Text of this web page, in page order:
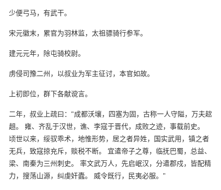
少便弓马，有武干。
宋元徽末，累官为羽林监，太祖骠骑行参军。
建元元年，除屯骑校尉。
虏侵司豫二州，以叔业为军主征讨，本官如故。
上初即位，群下各献谠言。
二年，叔业上疏曰："成都沃壤，四塞为固，古称一人守隘，万夫趑
趄。 雍、齐乱于汉世，谯、李寇于晋代，成败之迹，事载前史。
顷世以来，绥驭乖术，地惟形势，居之者异姓，国实武用，镇之者
无兵，致寇掠充斥，赕税不断。 宜遣帝子之尊，临抚巴蜀，总益、
梁、南秦为三州刺史。 率文武万人，先启岷汉，分遣郡戍，皆配精
力，搜荡山源，纠虔奸蠹。 威令既行，民夷必服。"